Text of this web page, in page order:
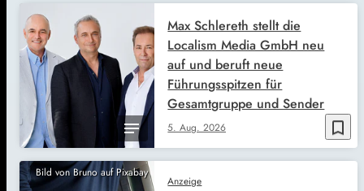
bookmark_border
5. Aug. 2026
Max Schlereth stellt die
Localism Media GmbH neu
auf und beruft neue
Führungsspitzen für
Gesamtgruppe und Sender
Bild von Bruno auf Pixabay
Anzeige